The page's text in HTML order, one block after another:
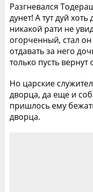
Разгневался
дунет! А тут дуй
никакой рати не
огорченный, стал
отдавать за него
только пусть
Но царские
дворца, да еще и
пришлось ему
дворца.